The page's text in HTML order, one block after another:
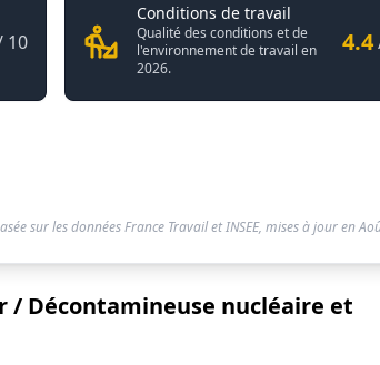
nucléaire et radiologique
10
Conditions de travail
Qualité des conditions et de
l'environnement de travail en
2026.
4.4
sur les données France Travail et INSEE, mises à jour en
Décontamineuse nucléaire et